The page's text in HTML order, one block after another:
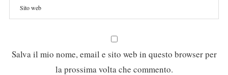
Salva il mio nome, email e sito web in questo browser per
la prossima volta che commento.